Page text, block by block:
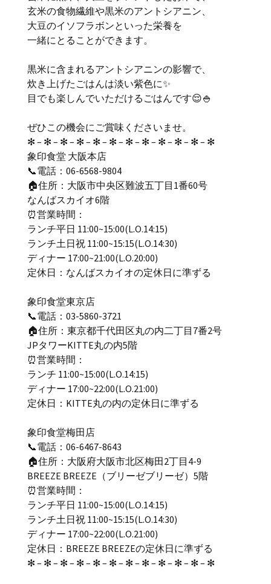
玄米の食物繊維や黒米のアントシアニン、
大豆のイソフラボンといった栄養を
一緒にとることができます。
黒米に含まれるアントシアニンの影響で、
炊き上げたごはんは淡い紫色に✨
目でも楽しんでいただけるごはんです😌🍚
ぜひこの機会にご賞味くださいませ。
✻ – ✻ – ✻ – ✻ – ✻ – ✻ – ✻ – ✻ – ✻ – ✻ – ✻ – ✻
象印食堂 大阪本店
📞電話：06-6568-9804
🏠住所：大阪市中央区難波五丁目1番60号
なんばスカイオ6階
⏰営業時間：
ランチ平日 11:00~15:00(L.O.14:15)
ランチ土日祝 11:00~15:15(L.O.14:30)
ディナー 17:00~21:00(L.O.20:00)
定休日：なんばスカイオの定休日に準ずる
象印食堂東京店
📞電話：03-5860-3721
🏠住所：東京都千代田区丸の内二丁目7番2号
JPタワーKITTE丸の内5階
⏰営業時間：
ランチ 11:00~15:00(L.O.14:15)
ディナー 17:00~22:00(L.O.21:00)
定休日：KITTE丸の内の定休日に準ずる
象印食堂梅田店
📞電話：06-6467-8643
🏠住所：大阪府大阪市北区梅田2丁目4-9
BREEZE BREEZE（ブリーゼブリーゼ）5階
⏰営業時間：
ランチ平日 11:00~15:00(L.O.14:15)
ランチ土日祝 11:00~15:15(L.O.14:30)
ディナー 17:00~22:00(L.O.21:00)
定休日：BREEZE BREEZEの定休日に準ずる
✻ – ✻ – ✻ – ✻ – ✻ – ✻ – ✻ – ✻ – ✻ – ✻ – ✻ – ✻